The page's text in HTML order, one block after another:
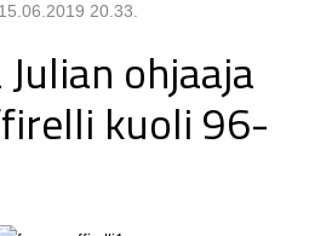
15.06.2019 20.33
ohjaaja
kuoli 96-